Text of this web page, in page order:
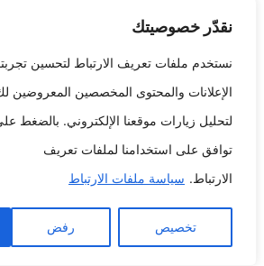
نقدّر خصوصيتك
نستخدم ملفات تعريف الارتباط لتحسين
الإعلانات والمحتوى المخصصين المعروضين
لتحليل زيارات موقعنا الإلكتروني. بالضغط
توافق على استخدامنا لملفات تعريف
الارتباط. سياسة ملفات الارتباط
تخصيص رفض
التعليق*
الاسم